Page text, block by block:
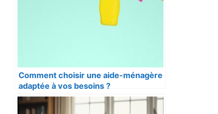
Comment choisir une aide-ménagère
adaptée à vos besoins ?